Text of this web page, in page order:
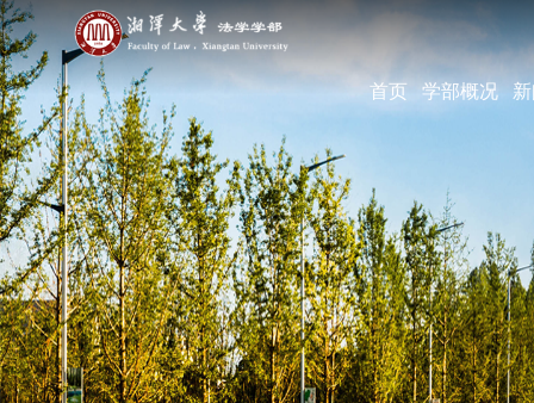
首页 学部概况
现任领导
机构设置
学部宣传片
部长寄语